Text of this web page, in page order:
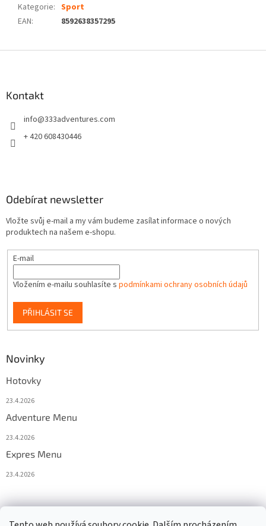
Kategorie: Sport
EAN: 8592638357295
Kontakt
info@333adventures.com
+ 420 608430446
Odebírat newsletter
Vložte svůj e-mail a my vám budeme zasílat informace o nových
produktech na našem e-shopu.
E-mail
Vložením e-mailu souhlasíte s podmínkami ochrany osobních údajů
PŘIHLÁSIT SE
Novinky
Hotovky
23.4.2026
Adventure Menu
23.4.2026
Expres Menu
23.4.2026